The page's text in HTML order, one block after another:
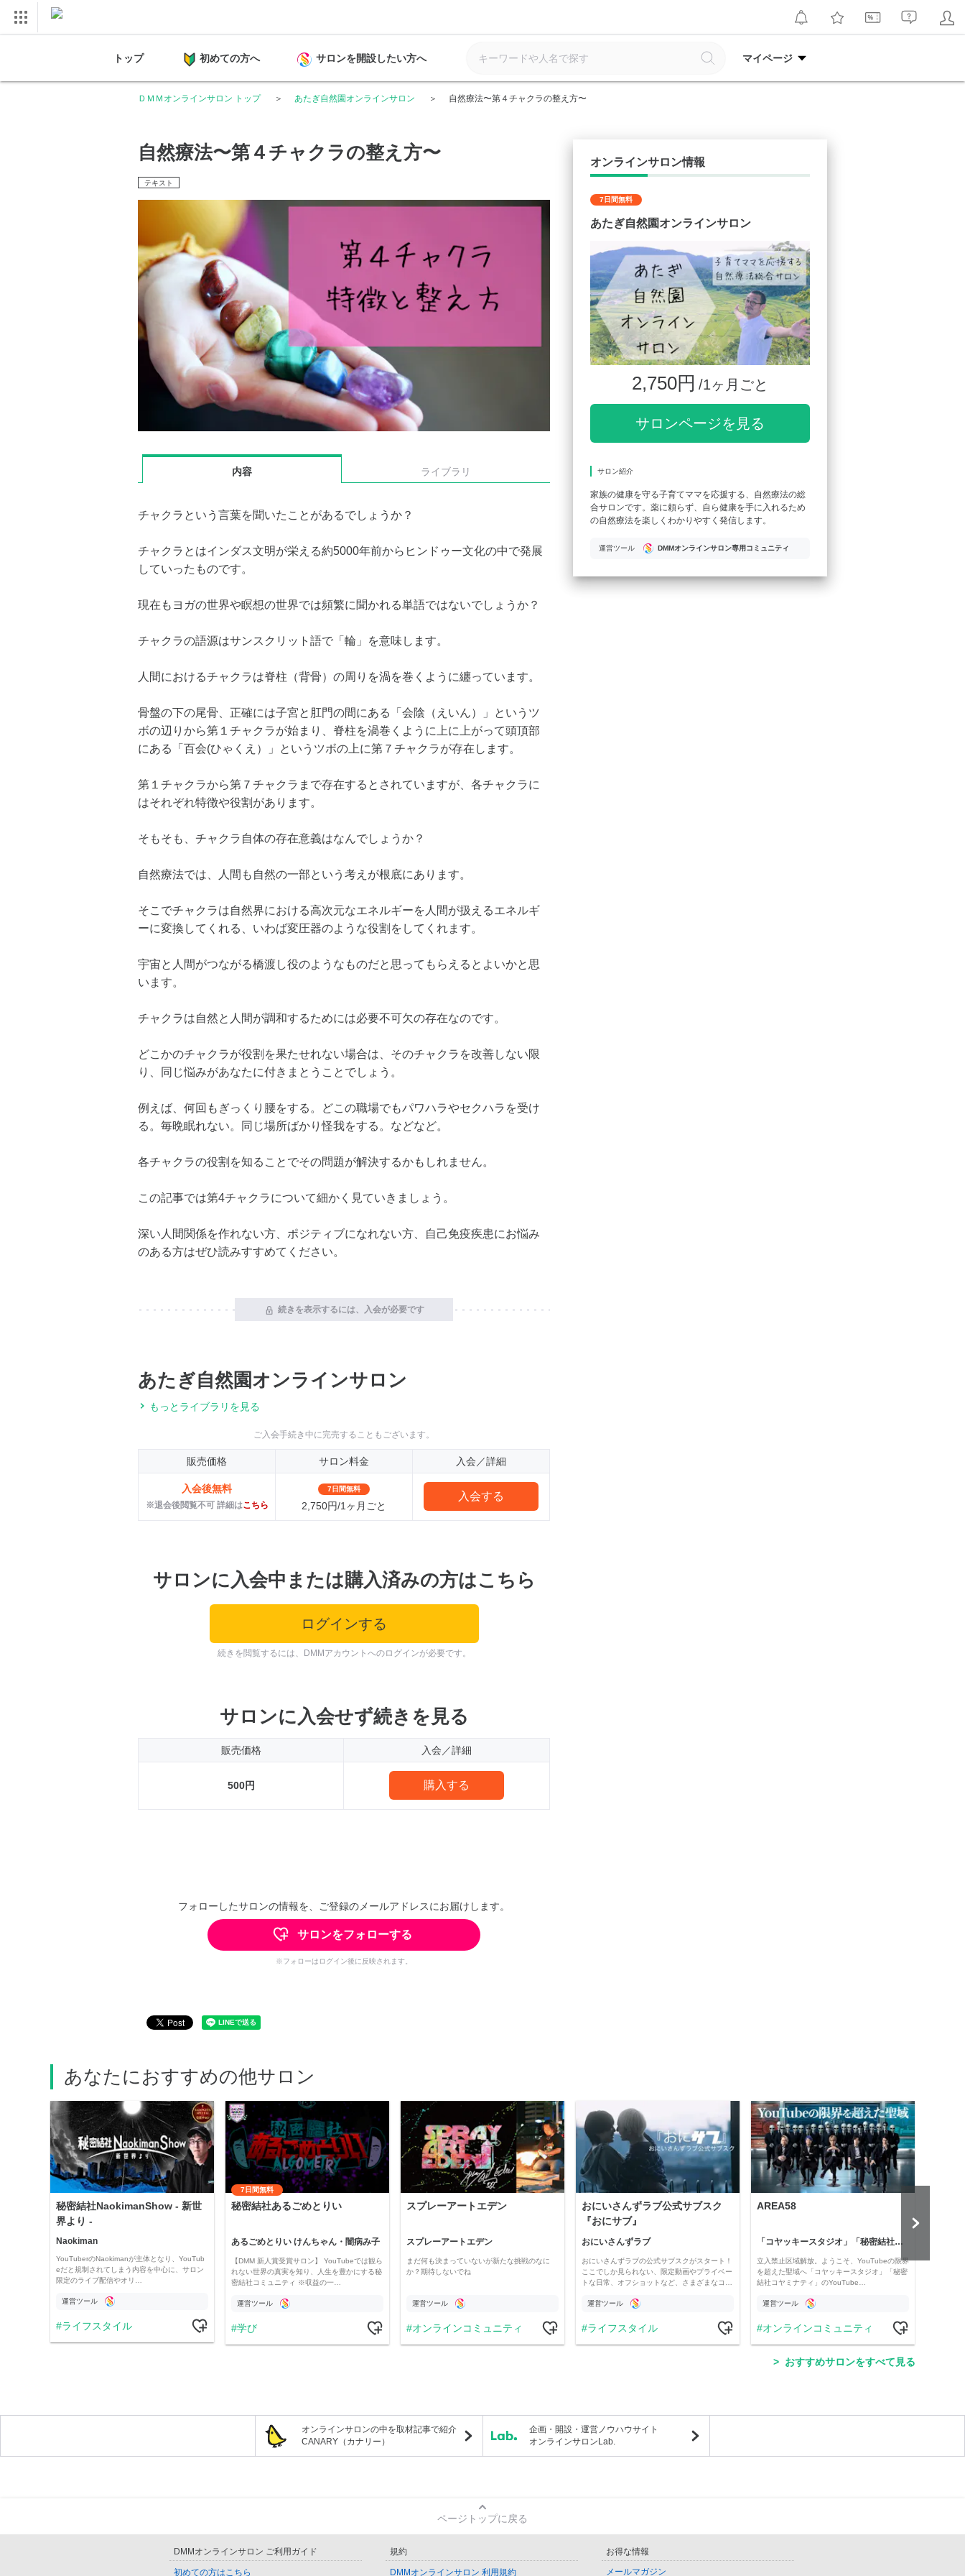
トップ 初めての方へ サロンを開設したい方へ マイページ
ＤＭＭオンラインサロン トップ あたぎ自然園オンラインサロン 自然療法〜第４チャクラの整え方〜
自然療法〜第４チャクラの整え方〜
テキスト
内容 ライブラリ
チャクラという言葉を聞いたことがあるでしょうか？
チャクラとはインダス文明が栄える約5000年前からヒンドゥー文化の中で発展
していったものです。
現在もヨガの世界や瞑想の世界では頻繁に聞かれる単語ではないでしょうか？
チャクラの語源はサンスクリット語で「輪」を意味します。
人間におけるチャクラは脊柱（背骨）の周りを渦を巻くように纏っています。
骨盤の下の尾骨、正確には子宮と肛門の間にある「会陰（えいん）」というツ
ボの辺りから第１チャクラが始まり、脊柱を渦巻くように上に上がって頭頂部
にある「百会(ひゃくえ）」というツボの上に第７チャクラが存在します。
第１チャクラから第７チャクラまで存在するとされていますが、各チャクラに
はそれぞれ特徴や役割があります。
そもそも、チャクラ自体の存在意義はなんでしょうか？
自然療法では、人間も自然の一部という考えが根底にあります。
そこでチャクラは自然界における高次元なエネルギーを人間が扱えるエネルギ
ーに変換してくれる、いわば変圧器のような役割をしてくれます。
宇宙と人間がつながる橋渡し役のようなものだと思ってもらえるとよいかと思
います。
チャクラは自然と人間が調和するためには必要不可欠の存在なのです。
どこかのチャクラが役割を果たせれない場合は、そのチャクラを改善しない限
り、同じ悩みがあなたに付きまとうことでしょう。
例えば、何回もぎっくり腰をする。どこの職場でもパワハラやセクハラを受け
る。毎晩眠れない。同じ場所ばかり怪我をする。などなど。
各チャクラの役割を知ることでその問題が解決するかもしれません。
この記事では第4チャクラについて細かく見ていきましょう。
深い人間関係を作れない方、ポジティブになれない方、自己免疫疾患にお悩み
のある方はぜひ読みすすめてください。
続きを表示するには、入会が必要です
あたぎ自然園オンラインサロン
もっとライブラリを見る
ご入会手続き中に完売することもございます。
販売価格 サロン料金 入会／詳細
入会後無料
※退会後閲覧不可 詳細はこちら
7日間無料
2,750円/1ヶ月ごと
入会する
サロンに入会中または購入済みの方はこちら
ログインする
続きを閲覧するには、DMMアカウントへのログインが必要です。
サロンに入会せず続きを見る
販売価格 入会／詳細
500円 購入する
フォローしたサロンの情報を、ご登録のメールアドレスにお届けします。
サロンをフォローする
※フォローはログイン後に反映されます。
オンラインサロン情報
7日間無料
あたぎ自然園オンラインサロン
2,750円 /1ヶ月ごと
サロンページを見る
サロン紹介
家族の健康を守る子育てママを応援する、自然療法の総
合サロンです。薬に頼らず、自ら健康を手に入れるため
の自然療法を楽しくわかりやすく発信します。
運営ツール DMMオンラインサロン専用コミュニティ
あなたにおすすめの他サロン
秘密結社NaokimanShow - 新世
界より -
Naokiman
YouTuberのNaokimanが主体となり、YouTub
eだと規制されてしまう内容を中心に、サロン
限定のライブ配信やオリ…
運営ツール
ライフスタイル
7日間無料
秘密結社あるごめとりい
あるごめとりい けんちゃん・闇病み子
【DMM 新人賞受賞サロン】 YouTubeでは観ら
れない世界の真実を知り、人生を豊かにする秘
密結社コミュニティ ※収益の一…
運営ツール
学び
スプレーアートエデン
スプレーアートエデン
まだ何も決まっていないが新たな挑戦のなに
か？期待しないでね
運営ツール
オンラインコミュニティ
おにいさんずラブ公式サブスク
『おにサブ』
おにいさんずラブ
おにいさんずラブの公式サブスクがスタート！
ここでしか見られない、限定動画やプライベー
トな日常、オフショットなど、さまざまなコ…
運営ツール
ライフスタイル
AREA58
「コヤッキースタジオ」「秘密結社コヤミナティ」
立入禁止区域解放。ようこそ、YouTubeの限界
を超えた聖域へ「コヤッキースタジオ」「秘密
結社コヤミナティ」のYouTube…
運営ツール
オンラインコミュニティ
おすすめサロンをすべて見る
オンラインサロンの中を取材記事で紹介
CANARY（カナリー）
企画・開設・運営ノウハウサイト
オンラインサロンLab.
ページトップに戻る
DMMオンラインサロン ご利用ガイド
初めての方はこちら
規約
DMMオンラインサロン 利用規約
お得な情報
メールマガジン